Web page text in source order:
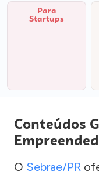
Para
Startups
Conteúdos
O Sebrae/PR